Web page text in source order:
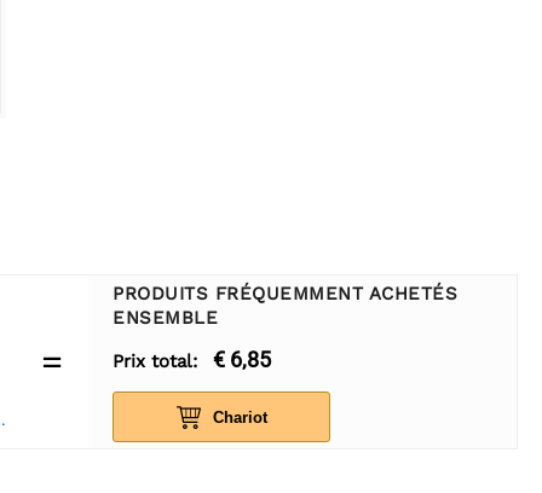
- 2 pièces
=
PRODUITS FRÉQUEMMENT ACHETÉS
ENSEMBLE
Prix total:
€ 6,85
Chariot